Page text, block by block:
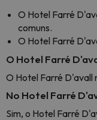
O Hotel Farré
comuns.
O Hotel Farré
O Hotel Farré
O Hotel Farré D'avall
No Hotel Farré
Sim, o Hotel Farré